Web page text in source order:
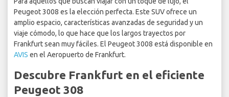
Peugeot 3008 es la elección perfecta. Este SUV ofrece un
amplio espacio, características avanzadas de seguridad y un
viaje cómodo, lo que hace que los largos trayectos por
Frankfurt sean muy fáciles. El Peugeot 3008 está disponible en
AVIS en el Aeropuerto de Frankfurt.
Descubre Frankfurt en el eficiente
Peugeot 308